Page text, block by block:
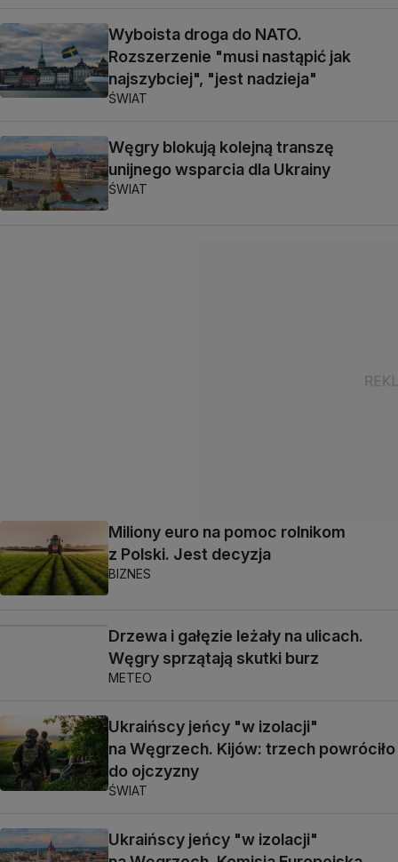
Wyboista droga do NATO.
Rozszerzenie "musi nastąpić jak
najszybciej", "jest nadzieja"
ŚWIAT
Węgry blokują kolejną transzę
unijnego wsparcia dla Ukrainy
ŚWIAT
Miliony euro na pomoc rolnikom
z Polski. Jest decyzja
BIZNES
Drzewa i gałęzie leżały na ulicach.
Węgry sprzątają skutki burz
METEO
Ukraińscy jeńcy "w izolacji"
na Węgrzech. Kijów: trzech powróciło
do ojczyzny
ŚWIAT
Ukraińscy jeńcy "w izolacji"